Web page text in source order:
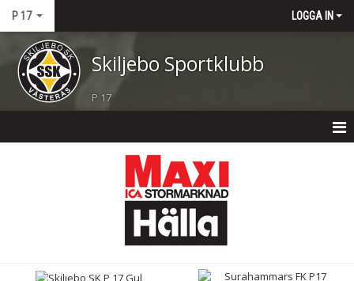
P 17 LOGGA IN
Skiljebo Sportklubb
P 17